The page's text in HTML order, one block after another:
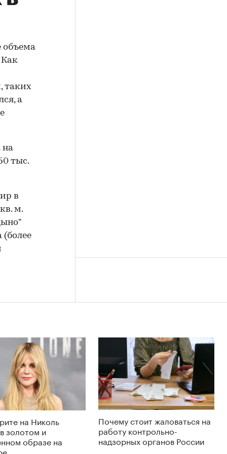
объема
Как
таких
а
на
тыс.
в
м.
(более
на Николь
золотом и
образе на
Почему стоит жаловаться на
работу контрольно-
надзорных органов России